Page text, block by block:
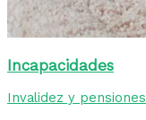
Incapacidades
Invalidez y pensiones